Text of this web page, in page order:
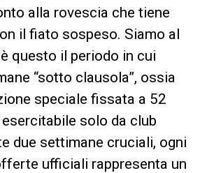
alla rovescia che tiene
il fiato sospeso. Siamo al
questo il periodo in cui
“sotto clausola”, ossia
speciale fissata a 52
solo da club
due settimane cruciali, ogni
ufficiali rappresenta un